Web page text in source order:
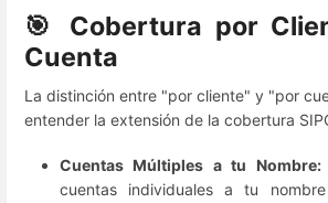
🎯 Cobertura por
Cuenta
La distinción entre "por cliente" y "por
entender la extensión de la cobertura
Cuentas Múltiples a tu Nombre:
cuentas individuales a tu